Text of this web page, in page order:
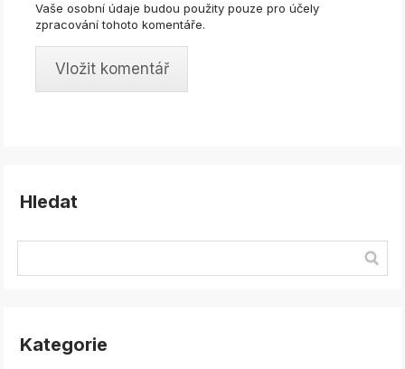
Vaše osobní údaje budou použity pouze pro účely
zpracování tohoto komentáře.
Hledat
Kategorie